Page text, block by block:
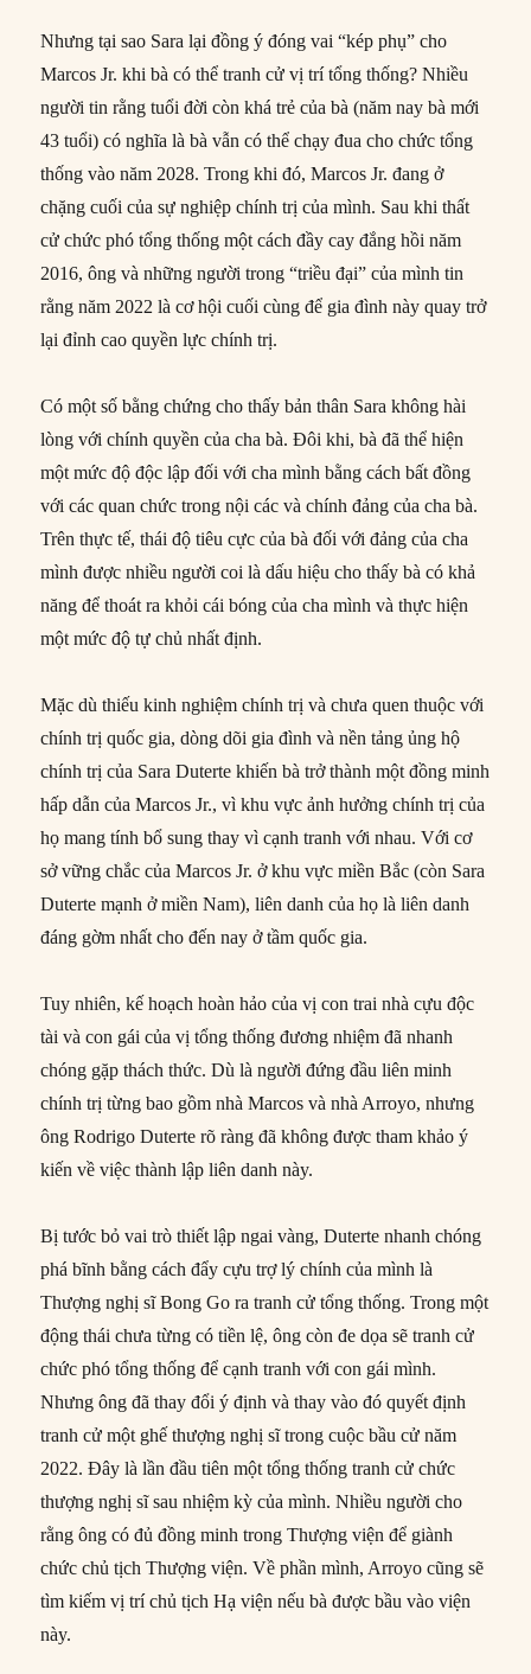
Nhưng tại sao Sara lại đồng ý đóng vai “kép phụ” cho
Marcos Jr. khi bà có thể tranh cử vị trí tổng thống? Nhiều
người tin rằng tuổi đời còn khá trẻ của bà (năm nay bà mới
43 tuổi) có nghĩa là bà vẫn có thể chạy đua cho chức tổng
thống vào năm 2028. Trong khi đó, Marcos Jr. đang ở
chặng cuối của sự nghiệp chính trị của mình. Sau khi thất
cử chức phó tổng thống một cách đầy cay đắng hồi năm
2016, ông và những người trong “triều đại” của mình tin
rằng năm 2022 là cơ hội cuối cùng để gia đình này quay trở
lại đỉnh cao quyền lực chính trị.
Có một số bằng chứng cho thấy bản thân Sara không hài
lòng với chính quyền của cha bà. Đôi khi, bà đã thể hiện
một mức độ độc lập đối với cha mình bằng cách bất đồng
với các quan chức trong nội các và chính đảng của cha bà.
Trên thực tế, thái độ tiêu cực của bà đối với đảng của cha
mình được nhiều người coi là dấu hiệu cho thấy bà có khả
năng để thoát ra khỏi cái bóng của cha mình và thực hiện
một mức độ tự chủ nhất định.
Mặc dù thiếu kinh nghiệm chính trị và chưa quen thuộc với
chính trị quốc gia, dòng dõi gia đình và nền tảng ủng hộ
chính trị của Sara Duterte khiến bà trở thành một đồng minh
hấp dẫn của Marcos Jr., vì khu vực ảnh hưởng chính trị của
họ mang tính bổ sung thay vì cạnh tranh với nhau. Với cơ
sở vững chắc của Marcos Jr. ở khu vực miền Bắc (còn Sara
Duterte mạnh ở miền Nam), liên danh của họ là liên danh
đáng gờm nhất cho đến nay ở tầm quốc gia.
Tuy nhiên, kế hoạch hoàn hảo của vị con trai nhà cựu độc
tài và con gái của vị tổng thống đương nhiệm đã nhanh
chóng gặp thách thức. Dù là người đứng đầu liên minh
chính trị từng bao gồm nhà Marcos và nhà Arroyo, nhưng
ông Rodrigo Duterte rõ ràng đã không được tham khảo ý
kiến ​​về việc thành lập liên danh này.
Bị tước bỏ vai trò thiết lập ngai vàng, Duterte nhanh chóng
phá bĩnh bằng cách đẩy cựu trợ lý chính của mình là
Thượng nghị sĩ Bong Go ra tranh cử tổng thống. Trong một
động thái chưa từng có tiền lệ, ông còn đe dọa sẽ tranh cử
chức phó tổng thống để cạnh tranh với con gái mình.
Nhưng ông đã thay đổi ý định và thay vào đó quyết định
tranh cử một ghế thượng nghị sĩ trong cuộc bầu cử năm
2022. Đây là lần đầu tiên một tổng thống tranh cử chức
thượng nghị sĩ sau nhiệm kỳ của mình. Nhiều người cho
rằng ông có đủ đồng minh trong Thượng viện để giành
chức chủ tịch Thượng viện. Về phần mình, Arroyo cũng sẽ
tìm kiếm vị trí chủ tịch Hạ viện nếu bà được bầu vào viện
này.